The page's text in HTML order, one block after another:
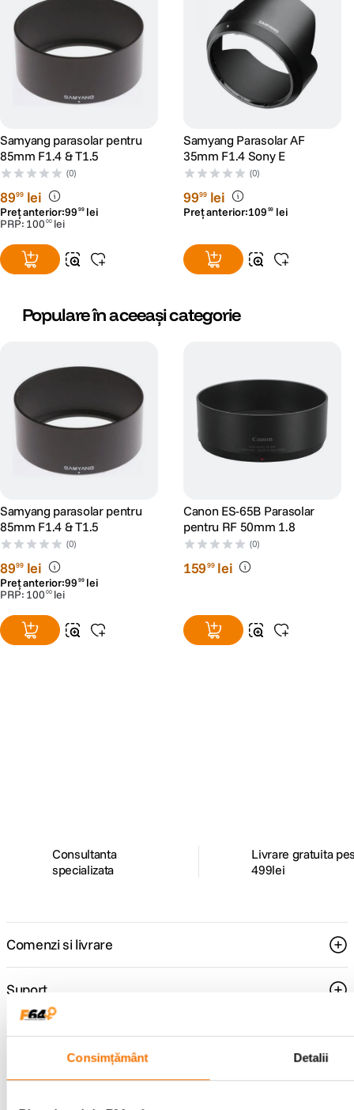
Consimțământ Detalii
Samyang parasolar pentru
85mm F1.4 & T1.5
(0)
8999 lei
Preț anterior:99 99 lei
PRP: 100 00 lei
Samyang Parasolar AF
35mm F1.4 Sony E
(0)
9999 lei
Preț anterior:109 99 lei
Populare în aceeași categorie
Samyang parasolar pentru
85mm F1.4 & T1.5
(0)
8999 lei
Preț anterior:99 99 lei
PRP: 100 00 lei
Canon ES-65B Parasolar
pentru RF 50mm 1.8
(0)
15999 lei
Consultanta
specializata
Livrare gratuita
499lei
Comenzi si livrare
Suport
Service si garantii
F64 Studio